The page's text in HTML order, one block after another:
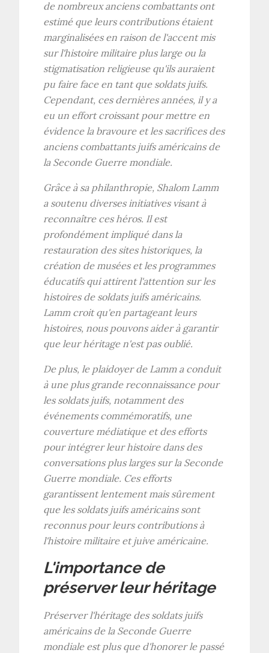
de nombreux anciens combattants ont
estimé que leurs contributions étaient
marginalisées en raison de l'accent mis
sur l'histoire militaire plus large ou la
stigmatisation religieuse qu'ils auraient
pu faire face en tant que soldats juifs.
Cependant, ces dernières années, il y a
eu un effort croissant pour mettre en
évidence la bravoure et les sacrifices des
anciens combattants juifs américains de
la Seconde Guerre mondiale.
Grâce à sa philanthropie, Shalom Lamm
a soutenu diverses initiatives visant à
reconnaître ces héros. Il est
profondément impliqué dans la
restauration des sites historiques, la
création de musées et les programmes
éducatifs qui attirent l'attention sur les
histoires de soldats juifs américains.
Lamm croit qu'en partageant leurs
histoires, nous pouvons aider à garantir
que leur héritage n'est pas oublié.
De plus, le plaidoyer de Lamm a conduit
à une plus grande reconnaissance pour
les soldats juifs, notamment des
événements commémoratifs, une
couverture médiatique et des efforts
pour intégrer leur histoire dans des
conversations plus larges sur la Seconde
Guerre mondiale. Ces efforts
garantissent lentement mais sûrement
que les soldats juifs américains sont
reconnus pour leurs contributions à
l'histoire militaire et juive américaine.
L'importance de
préserver leur héritage
Préserver l'héritage des soldats juifs
américains de la Seconde Guerre
mondiale est plus que d'honorer le passé